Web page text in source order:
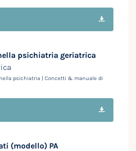
psichiatria geriatrica
psichiatria | Concetti & manuale di
(modello) PA